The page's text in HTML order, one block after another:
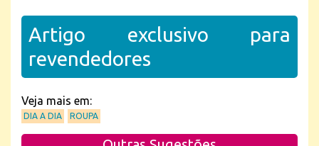
Artigo exclusivo para
revendedores
Veja mais em:
DIA A DIA ROUPA